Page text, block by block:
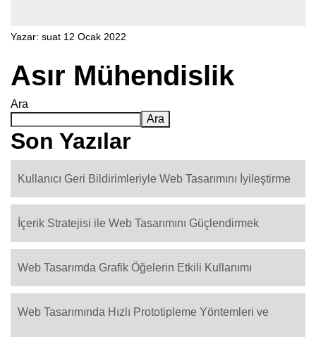
Yazar: suat 12 Ocak 2022
Asır Mühendislik
Ara
Ara
Son Yazılar
Kullanıcı Geri Bildirimleriyle Web Tasarımını İyileştirme
İçerik Stratejisi ile Web Tasarımını Güçlendirmek
Web Tasarımda Grafik Öğelerin Etkili Kullanımı
Web Tasarımında Hızlı Prototipleme Yöntemleri ve